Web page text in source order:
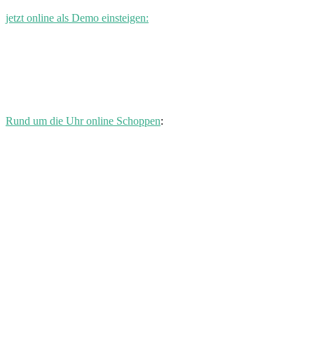
jetzt online als Demo einsteigen:
Rund um die Uhr online Schoppen: